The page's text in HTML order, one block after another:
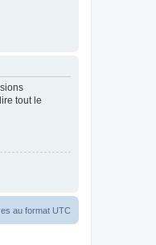
tout le
au format UTC